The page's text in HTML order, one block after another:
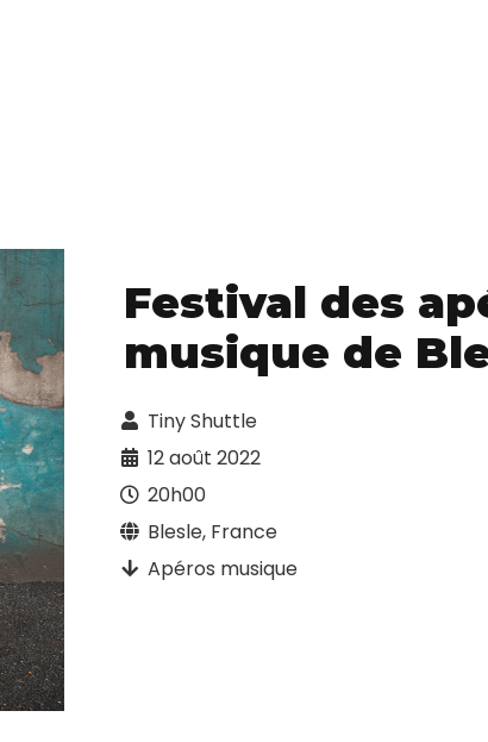
Festival des
musique de
Tiny Shuttle
12 août 2022
20h00
Blesle, France
Apéros musique